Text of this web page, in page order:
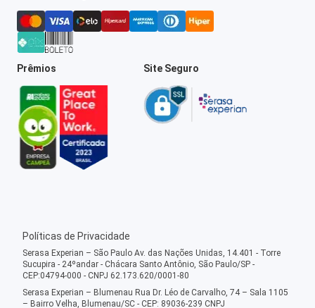
Prêmios Site Seguro
Políticas de Privacidade
Serasa Experian – São Paulo Av. das Nações Unidas, 14.401 - Torre
Sucupira - 24ºandar - Chácara Santo Antônio, São Paulo/SP -
CEP:04794-000 - CNPJ 62.173.620/0001-80
Serasa Experian – Blumenau Rua Dr. Léo de Carvalho, 74 – Sala 1105
– Bairro Velha, Blumenau/SC - CEP: 89036-239 CNPJ